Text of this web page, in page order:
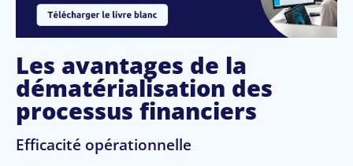
Les avantages de la
dématérialisation des
processus financiers
Efficacité opérationnelle